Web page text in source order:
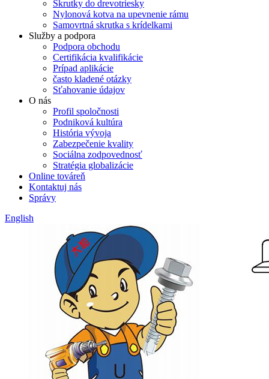
Skrutky do drevotriesky
Nylonová kotva na upevnenie rámu
Samovrtná skrutka s krídelkami
Služby a podpora
Podpora obchodu
Certifikácia kvalifikácie
Prípad aplikácie
často kladené otázky
Sťahovanie údajov
O nás
Profil spoločnosti
Podniková kultúra
História vývoja
Zabezpečenie kvality
Sociálna zodpovednosť
Stratégia globalizácie
Online továreň
Kontaktuj nás
Správy
English